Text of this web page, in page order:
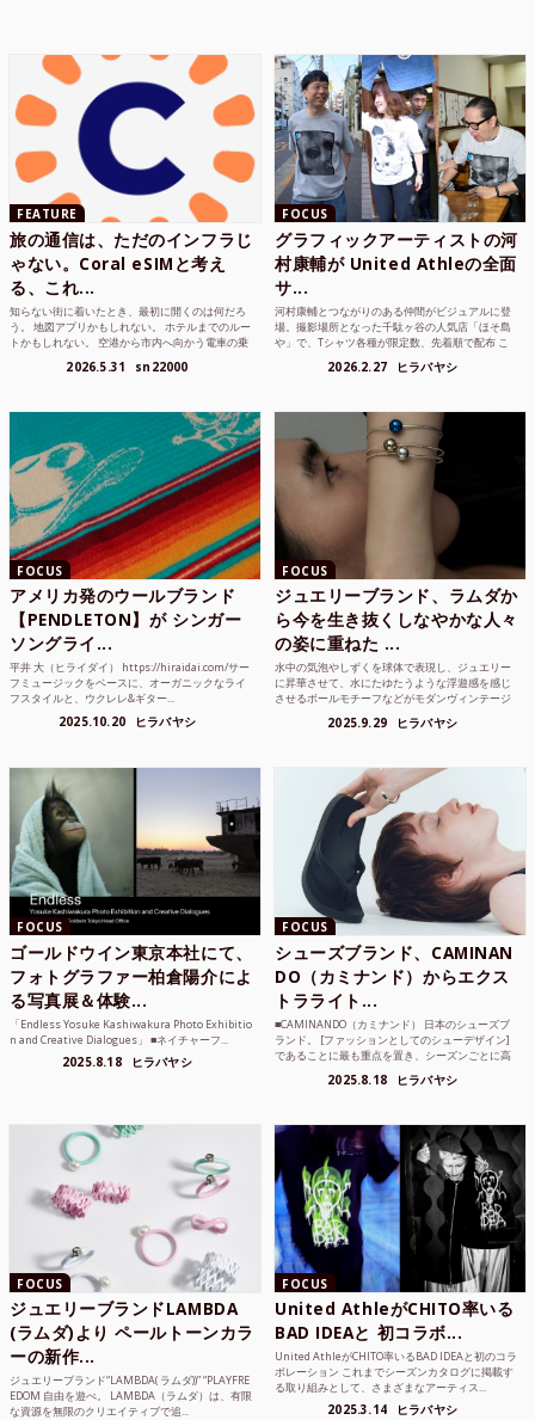
FEATURE
旅の通信は、ただのインフラじ
ゃない。Coral eSIMと考え
る、これ...
知らない街に着いたとき、最初に開くのは何だろ
う。 地図アプリかもしれない。 ホテルまでのルー
トかもしれない。 空港から市内へ向かう電車の乗
2026.5.31 sn22000
FOCUS
グラフィックアーティストの河
村康輔が United Athleの全面
サ...
河村康輔とつながりのある仲間がビジュアルに登
場。撮影場所となった千駄ヶ谷の人気店「ほそ島
や」で、Tシャツ各種が限定数、先着順で配布 こ
2026.2.27 ヒラバヤシ
FOCUS
アメリカ発のウールブランド
【PENDLETON】が シンガー
ソングライ...
平井 大（ヒライダイ） https://hiraidai.com/サー
フミュージックをベースに、オーガニックなライ
フスタイルと、ウクレレ&ギター...
2025.10.20 ヒラバヤシ
FOCUS
ジュエリーブランド、ラムダか
ら今を生き抜くしなやかな人々
の姿に重ねた ...
水中の気泡やしずくを球体で表現し、ジュエリー
に昇華させて、水にたゆたうような浮遊感を感じ
させるボールモチーフなどがモダンヴィンテージ
2025.9.29 ヒラバヤシ
FOCUS
ゴールドウイン東京本社にて、
フォトグラファー柏倉陽介によ
る写真展＆体験...
「Endless Yosuke Kashiwakura Photo Exhibitio
n and Creative Dialogues」 ■ネイチャーフ...
2025.8.18 ヒラバヤシ
FOCUS
シューズブランド、CAMINAN
DO（カミナンド）からエクス
トラライト...
■CAMINANDO（カミナンド） 日本のシューズブ
ランド。 [ファッションとしてのシューデザイン]
であることに最も重点を置き、シーズンごとに高
2025.8.18 ヒラバヤシ
FOCUS
ジュエリーブランドLAMBDA
(ラムダ)より ペールトーンカラ
ーの新作...
ジュエリーブランド“LAMBDA( ラムダ))” “PLAYFRE
EDOM 自由を遊べ。 LAMBDA（ラムダ）は、有限
な資源を無限のクリエイティブで追...
FOCUS
United AthleがCHITO率いる
BAD IDEAと 初コラボ...
United AthleがCHITO率いるBAD IDEAと初のコラ
ボレーション これまでシーズンカタログに掲載す
る取り組みとして、さまざまなアーティス...
2025.3.14 ヒラバヤシ